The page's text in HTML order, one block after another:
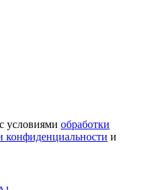
условиями обработки
конфиденциальности и